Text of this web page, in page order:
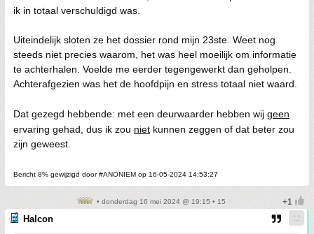
ik in totaal verschuldigd was.
Uiteindelijk sloten ze het dossier rond mijn 23ste. Weet nog
steeds niet precies waarom, het was heel moeilijk om informatie
te achterhalen. Voelde me eerder tegengewerkt dan geholpen.
Achterafgezien was het de hoofdpijn en stress totaal niet waard.
Dat gezegd hebbende: met een deurwaarder hebben wij geen
ervaring gehad, dus ik zou niet kunnen zeggen of dat beter zou
zijn geweest.
Bericht 8% gewijzigd door #ANONIEM op 16-05-2024 14:53:27
• donderdag 16 mei 2024 @ 19:15 • 15
Halcon